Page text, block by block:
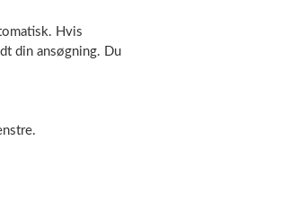
Hvis
din ansøgning. Du